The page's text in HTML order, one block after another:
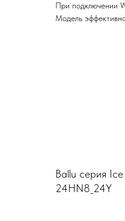
При подключении
Модель
Ballu серия
24HN8_24Y